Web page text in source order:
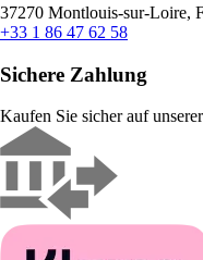
37270 Montlouis-sur-Loire,
+33 1 86 47 62 58
Sichere Zahlung
Kaufen Sie sicher auf